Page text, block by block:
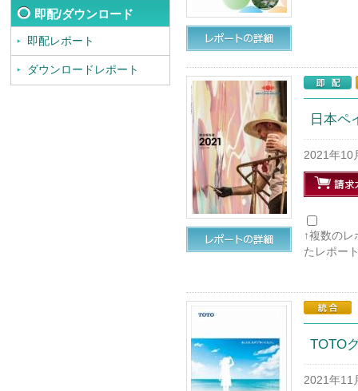
即配/ダウンロード
即配レポート
ダウンロードレポート
日本ペ
2021年10
↑複数の
たレポー
TOTO
2021年11